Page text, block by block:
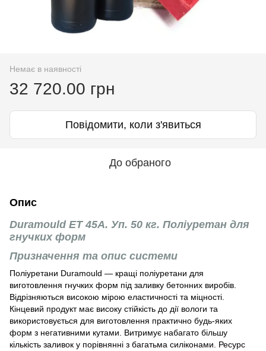
Немає в наявності
32 720.00 грн
Повідомити, коли з'явиться
До обраного
Опис
Duramould ET 45А. Уп. 50 кг. Поліуретан для
гнучких форм
Призначення та опис системи
Поліуретани Duramould ― кращі поліуретани для
виготовлення гнучких форм під заливку бетонних виробів.
Відрізняються високою мірою еластичності та міцності.
Кінцевий продукт має високу стійкість до дії вологи та
використовується для виготовлення практично будь-яких
форм з негативними кутами. Витримує набагато більшу
кількість заливок у порівнянні з багатьма силіконами. Ресурс